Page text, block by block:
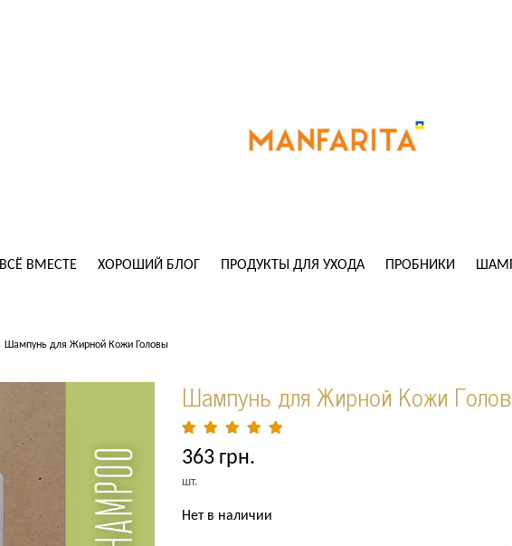
ВСЁ ВМЕСТЕ ХОРОШИЙ БЛОГ ПРОДУКТЫ ДЛЯ УХОДА ПРОБНИКИ
Шампунь для Жирной Кожи Головы
Шампунь для Жирной Кожи
363 грн.
шт.
Нет в наличии